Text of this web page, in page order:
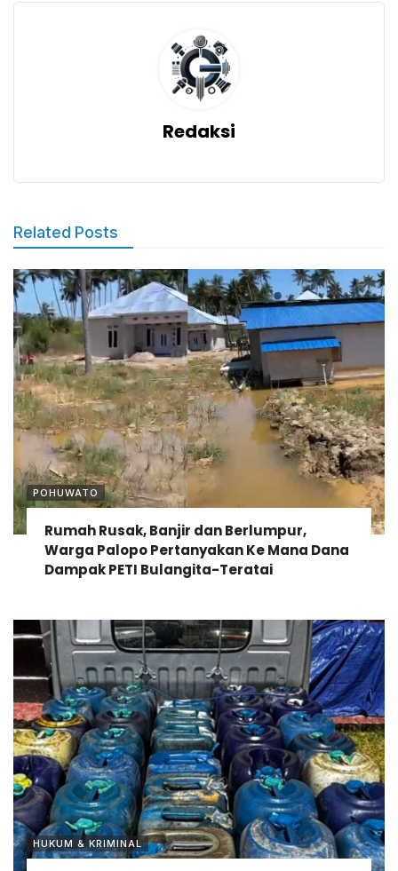
Redaksi
Related Posts
POHUWATO
Rumah Rusak, Banjir dan Berlumpur,
Warga Palopo Pertanyakan Ke Mana Dana
Dampak PETI Bulangita-Teratai
HUKUM & KRIMINAL